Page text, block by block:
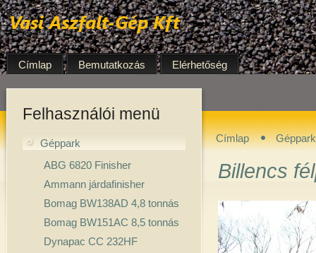
Címlap Bemutatkozás Elérhetőség
Felhasználói menü
Géppark
ABG 6820 Finisher
Ammann járdafinisher
Bomag BW138AD 4,8 tonnás
Bomag BW151AC 8,5 tonnás
Dynapac CC 232HF
Címlap Géppark
Billencs